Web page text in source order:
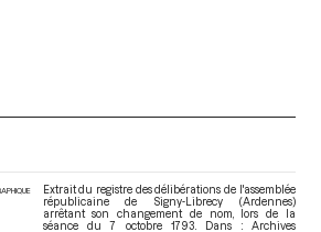
Extrait du registre des délibérations de l'assemblée
républicaine de Signy-Librecy (Ardennes)
arrêtant son changement de nom, lors de la
séance du 7 octobre 1793. Dans : Archives